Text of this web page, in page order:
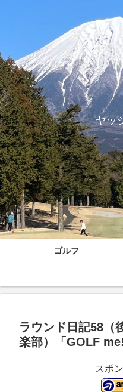
ヤッ
ゴルフ
ラウンド日記58（
楽部）「GOLF
スポ